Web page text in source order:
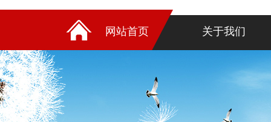
网站首页 关于我们